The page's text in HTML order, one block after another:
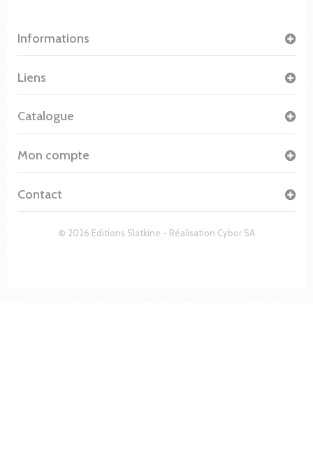
Informations
© 2026 Editions Slatkine - Réalisation Cybor SA
Liens
Catalogue
Mon compte
Contact